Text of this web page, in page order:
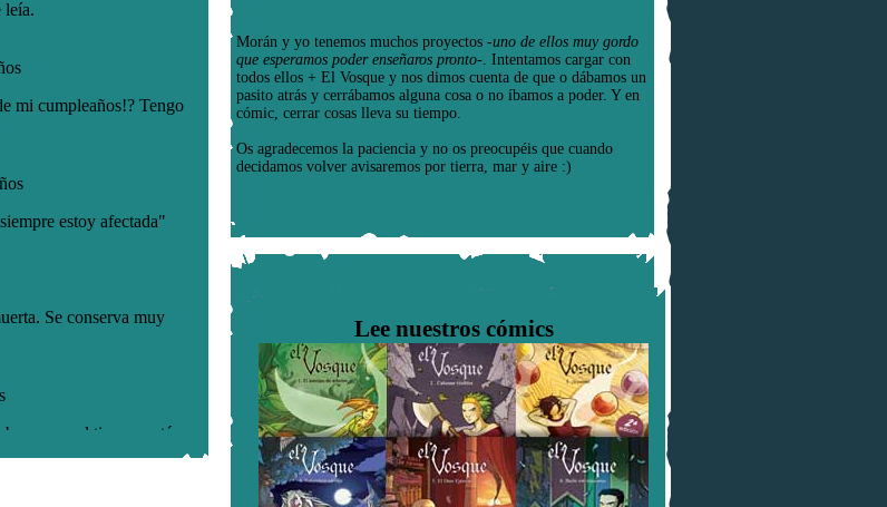
Morán y yo tenemos muchos proyectos -uno de ellos muy gordo
que esperamos poder enseñaros pronto-. Intentamos cargar con
todos ellos + El Vosque y nos dimos cuenta de que o dábamos un
pasito atrás y cerrábamos alguna cosa o no íbamos a poder. Y en
cómic, cerrar cosas lleva su tiempo.
Os agradecemos la paciencia y no os preocupéis que cuando
decidamos volver avisaremos por tierra, mar y aire :)
Lee nuestros cómics